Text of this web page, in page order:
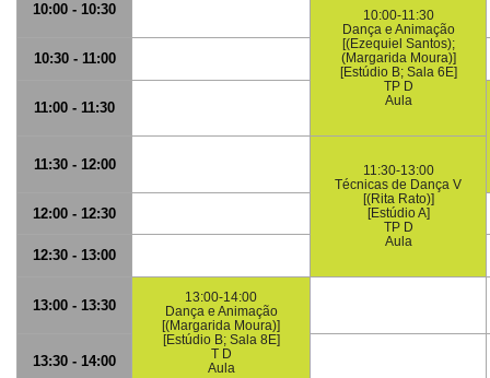
10:00 - 10:30
10:00-11:30
Dança e Animação
[(Ezequiel Santos);
(Margarida Moura)]
[Estúdio B; Sala 6E]
TP D
Aula
10:30 - 11:00
11:00 - 11:30
11:30 - 12:00
11:30-13:00
Técnicas de Dança V
[(Rita Rato)]
[Estúdio A]
TP D
Aula
12:00 - 12:30
12:30 - 13:00
13:00 - 13:30
13:00-14:00
Dança e Animação
[(Margarida Moura)]
[Estúdio B; Sala 8E]
T D
Aula
13:30 - 14:00